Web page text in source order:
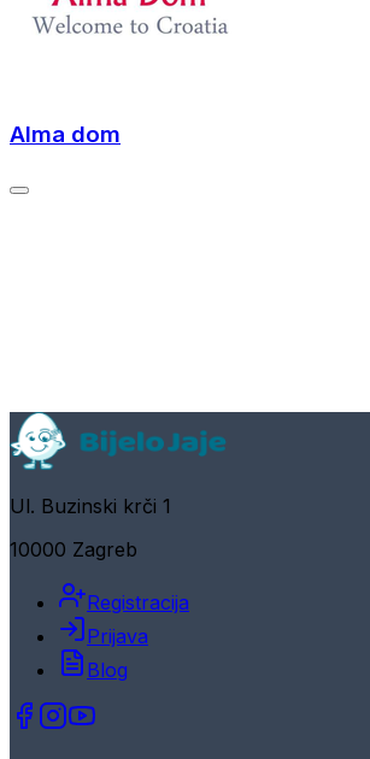
Alma dom
Ul. Buzinski krči 1
10000 Zagreb
Registracija
Prijava
Blog